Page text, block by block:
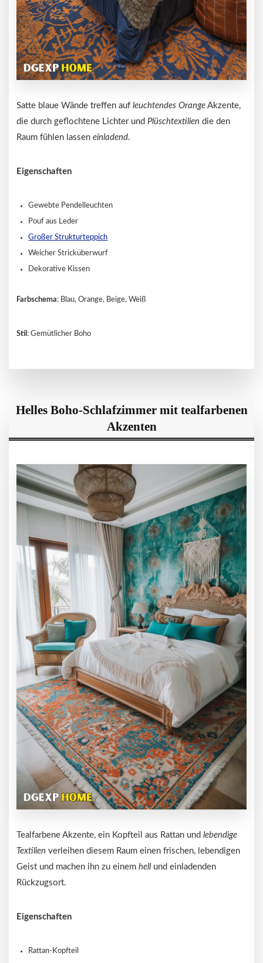
Satte blaue Wände treffen aufleuchtendes Orange Akzente,
die durch geflochtene Lichter undPlüschtextilien die den
Raum fühlen lasseneinladend.
Eigenschaften
Gewebte Pendelleuchten
Pouf aus Leder
Großer Strukturteppich
Weicher Stricküberwurf
Dekorative Kissen
Farbschema: Blau, Orange, Beige, Weiß
Stil : Gemütlicher Boho
Helles Boho-Schlafzimmer mit tealfarbenen
Akzenten
Tealfarbene Akzente, ein Kopfteil aus Rattan undlebendige
Textilien verleihen diesem Raum einen frischen, lebendigen
Geist und machen ihn zu einemhell und einladenden
Rückzugsort.
Eigenschaften
Rattan-Kopfteil